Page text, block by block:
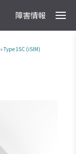
障害情報
»Type 1SC (iSIM)